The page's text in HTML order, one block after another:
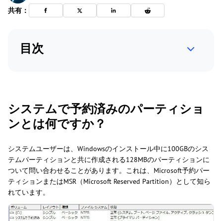
共有：
目次
システムで予約済みのパーティショ
ンとは何ですか？
システムユーザーは、Windowsのインストール中に100GBのシス
テムパーティションと共に作成される128MBのパーティションに
ついて問い合わせることがあります。これは、Microsoft予約パー
ティションまたはMSR（Microsoft Reserved Partition）として知ら
れています。